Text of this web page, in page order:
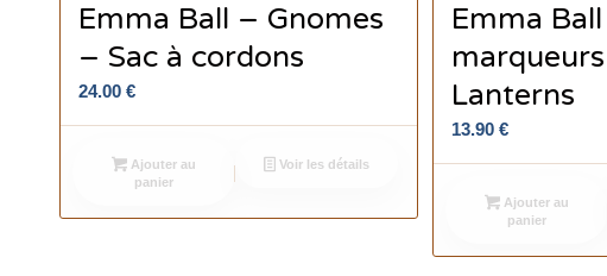
Emma Ball – Gnomes
– Sac à cordons
24.00 €
Ajouter au
panier
Voir les détails
Emma
Lanterns
13.90€
Ajouter au
panier